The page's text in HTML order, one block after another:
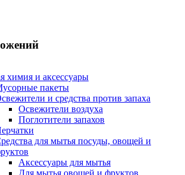
химия и аксессуары
пакеты
и средства против запаха
Освежители воздуха
Поглотители запахов
для мытья посуды, овощей и
Аксессуары для мытья
Для мытья овощей и фруктов